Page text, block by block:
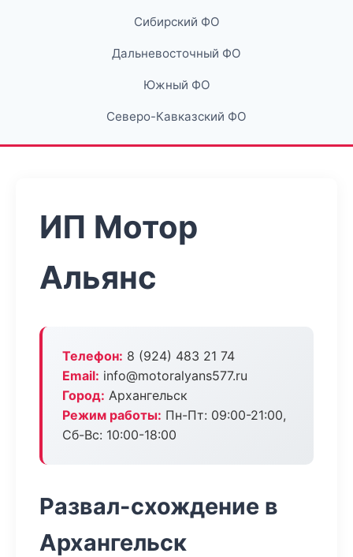
Сибирский ФО
Дальневосточный ФО
Южный ФО
Северо-Кавказский ФО
ИП Мотор
Альянс
Телефон: 8 (924) 483 21 74
Email: info@motoralyans577.ru
Город: Архангельск
Режим работы: Пн-Пт: 09:00-21:00,
Сб-Вс: 10:00-18:00
Развал-схождение в
Архангельск